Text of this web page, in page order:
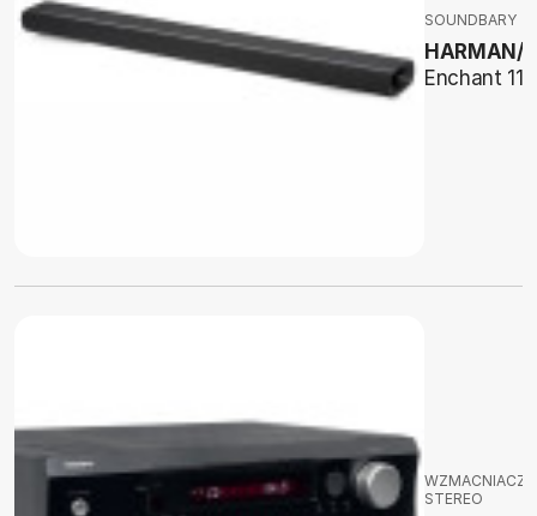
SOUNDBARY
HARMAN/
Enchant
WZMACNIACZE
STEREO